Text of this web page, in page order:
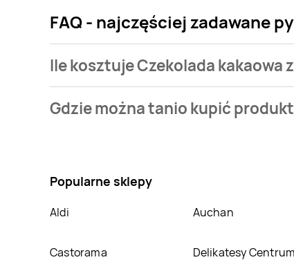
FAQ - najczęściej zadawane
Ile kosztuje Czekolada kakaowa
kakaowa z ziarnami kakaowca Ritter sport
Gdzie można tanio kupić
Popularne sklepy
Aldi Auchan
Castorama Delikatesy Centrum